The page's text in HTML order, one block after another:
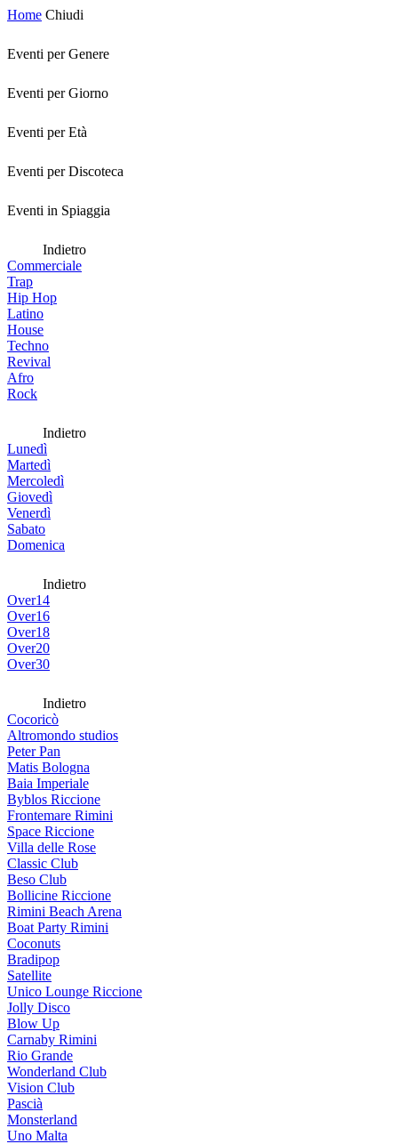
Home Chiudi
Eventi per Genere
Eventi per Giorno
Eventi per Età
Eventi per Discoteca
Eventi in Spiaggia
Indietro
Commerciale
Trap
Hip Hop
Latino
House
Techno
Revival
Afro
Rock
Indietro
Lunedì
Martedì
Mercoledì
Giovedì
Venerdì
Sabato
Domenica
Indietro
Over14
Over16
Over18
Over20
Over30
Indietro
Cocoricò
Altromondo studios
Peter Pan
Matis Bologna
Baia Imperiale
Byblos Riccione
Frontemare Rimini
Space Riccione
Villa delle Rose
Classic Club
Beso Club
Bollicine Riccione
Rimini Beach Arena
Boat Party Rimini
Coconuts
Bradipop
Satellite
Unico Lounge Riccione
Jolly Disco
Blow Up
Carnaby Rimini
Rio Grande
Wonderland Club
Vision Club
Pascià
Monsterland
Uno Malta